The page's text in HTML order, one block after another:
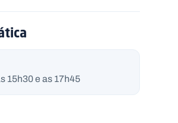
15h30 e as 17h45